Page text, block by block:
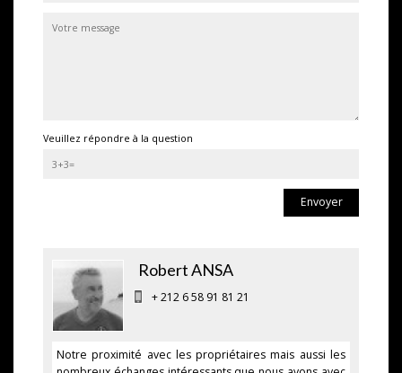
Veuillez répondre à la question
Envoyer
Robert ANSA
+ 212 6 58 91 81 21
Notre proximité avec les propriétaires mais aussi les